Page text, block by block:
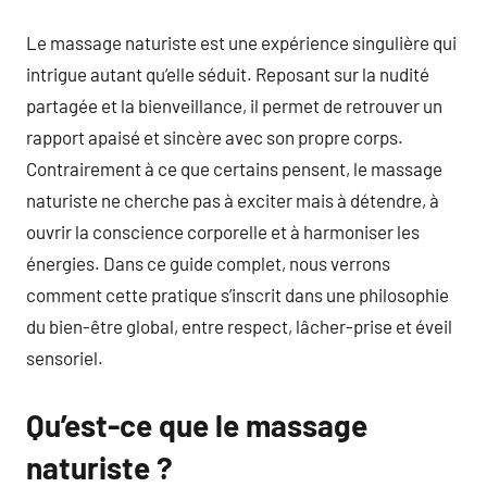
Le massage naturiste est une expérience singulière qui
intrigue autant qu’elle séduit. Reposant sur la nudité
partagée et la bienveillance, il permet de retrouver un
rapport apaisé et sincère avec son propre corps.
Contrairement à ce que certains pensent, le massage
naturiste ne cherche pas à exciter mais à détendre, à
ouvrir la conscience corporelle et à harmoniser les
énergies. Dans ce guide complet, nous verrons
comment cette pratique s’inscrit dans une philosophie
du bien-être global, entre respect, lâcher-prise et éveil
sensoriel.
Qu’est-ce que le massage
naturiste ?